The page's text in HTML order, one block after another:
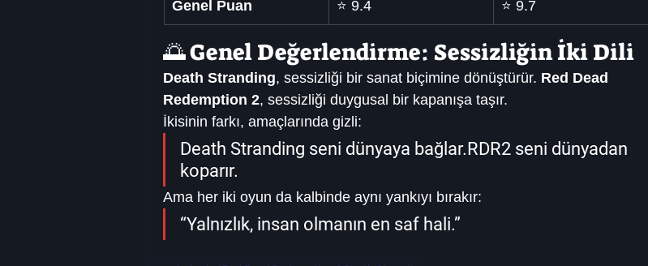
Genel Puan ⭐ 9.4 ⭐ 9.7
🌅 Genel Değerlendirme: Sessizliğin İki Dili
Death Stranding, sessizliği bir sanat biçimine dönüştürür. Red Dead
Redemption 2, sessizliği duygusal bir kapanışa taşır.
İkisinin farkı, amaçlarında gizli:
Death Stranding seni dünyaya bağlar.RDR2 seni dünyadan
koparır.
Ama her iki oyun da kalbinde aynı yankıyı bırakır:
“Yalnızlık, insan olmanın en saf hali.”